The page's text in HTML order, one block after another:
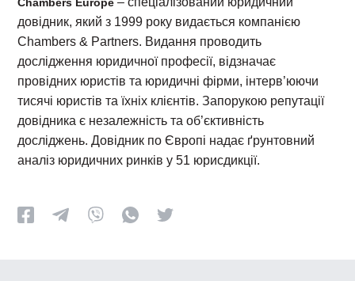
довідник, який з 1999 року видається компанією
Chambers & Partners. Видання проводить
дослідження юридичної професії, відзначає
провідних юристів та юридичні фірми, інтерв’юючи
тисячі юристів та їхніх клієнтів. Запорукою репутації
довідника є незалежність та об’єктивність
досліджень. Довідник по Європі надає ґрунтовний
аналіз юридичних ринків у 51 юрисдикції.